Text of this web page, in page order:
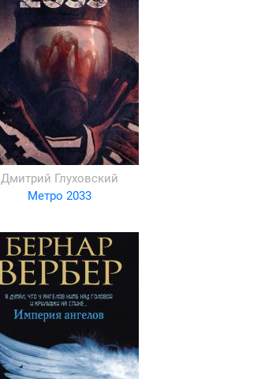
Дмитрий Глуховский
Метро 2033